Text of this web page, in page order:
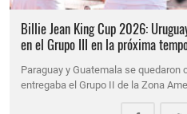
Billie Jean King Cup 2026:
en el Grupo III en la próxima
Paraguay y Guatemala se
entregaba el Grupo II de la Zona